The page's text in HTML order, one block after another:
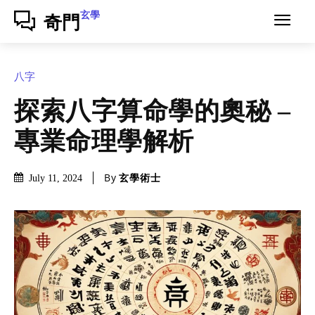
奇門 玄學
八字
探索八字算命學的奧秘 –
專業命理學解析
July 11, 2024 By 玄學術士